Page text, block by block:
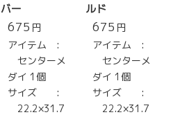
バー
675 円
アイテム :
センターメ
ダイ 1個
サイズ :
22.2×31.7
ルド
675 円
アイテム :
センターメ
ダイ 1個
サイズ :
22.2×31.7